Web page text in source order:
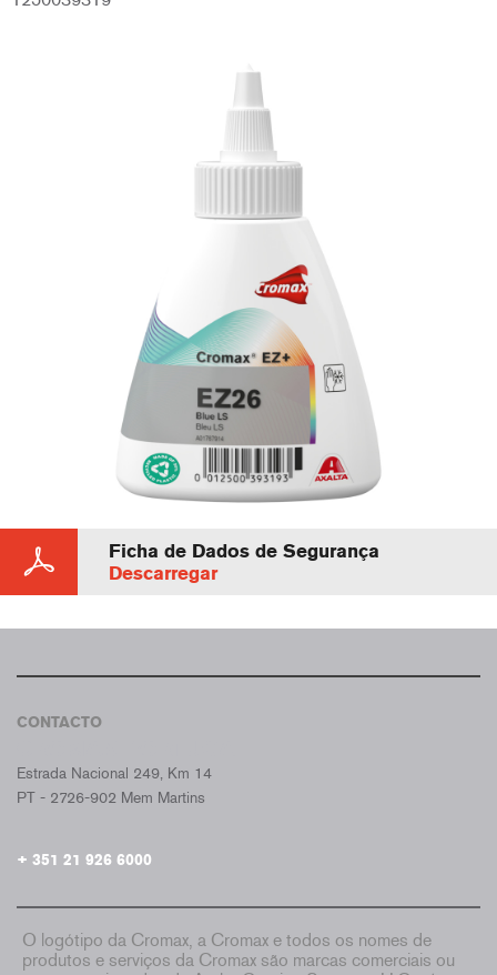
Ficha de Dados de Segurança
Descarregar
CONTACTO
Estrada Nacional 249, Km 14
PT - 2726-902 Mem Martins
+ 351 21 926 6000
O logótipo da Cromax, a Cromax e todos os nomes de
produtos e serviços da Cromax são marcas comerciais ou